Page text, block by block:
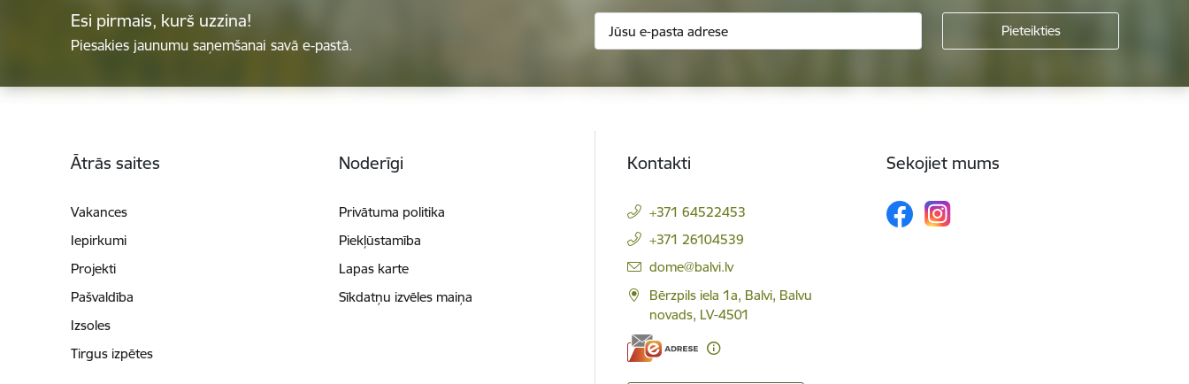
Esi pirmais, kurš uzzina!
Piesakies jaunumu saņemšanai savā e-pastā.
Ātrās saites
Vakances
Iepirkumi
Projekti
Pašvaldība
Izsoles
Tirgus izpētes
Noderīgi
Privātuma politika
Piekļūstamība
Lapas karte
Sīkdatņu izvēles maiņa
Kontakti
+371 64522453
+371 26104539
E-pasts:
dome@balvi.lv
Bērzpils iela 1a, Balvi, Balvu
novads, LV-4501
Sekojiet mums